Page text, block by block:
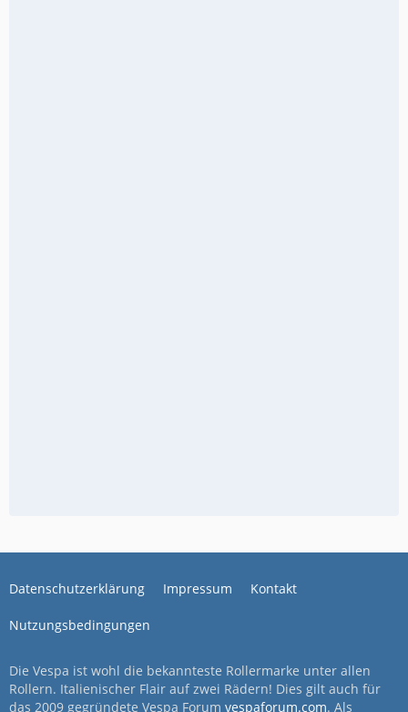
Datenschutzerklärung Impressum Kontakt
Nutzungsbedingungen
Die Vespa ist wohl die bekannteste Rollermarke unter allen
Rollern. Italienischer Flair auf zwei Rädern! Dies gilt auch für
das 2009 gegründete Vespa Forum vespaforum.com. Als